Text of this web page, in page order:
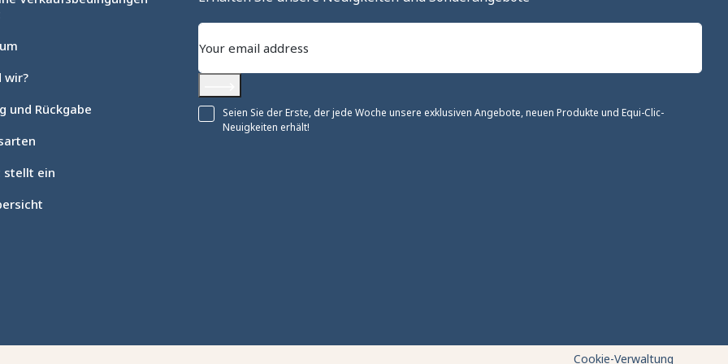
an
individuell zu gestalten und zu verwalten, um die Einhaltung der Vorschriften zu gewährleisten. Passen Sie Ihre
wir?
und Rückgabe
stellt ein
Abonnieren
Seien Sie der Erste, der jede Woche unsere exklusiven Angebote, neuen Produkte und Equi-Clic-
Neuigkeiten erhält!
Cookie-Verwaltung